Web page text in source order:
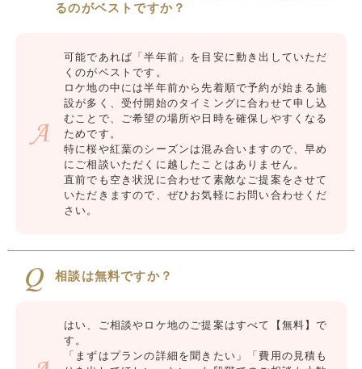
るのがベストですか？
可能であれば「半年前」を目安に動き出していただ
くのがベストです。
ロケ地の中には半年前から先着順で予約が始まる施
設が多く、受付開始のタイミングに合わせて申し込
むことで、ご希望の場所や日時を確保しやすくなる
ためです。
特に桜や紅葉のシーズンは混み合いますので、早め
にご相談いただくに越したことはありません。
直前でも空き状況に合わせて素敵なご提案をさせて
いただきますので、ぜひお気軽にお問い合わせくだ
さい。
相談は無料ですか？
はい、ご相談やロケ地のご提案はすべて【無料】で
す。
「まずはプランの詳細を聞きたい」「費用の見積も